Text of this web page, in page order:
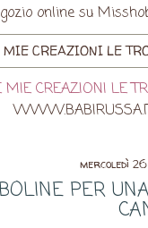
online su
MIE CREAZIONI LE
mercoledì
PER